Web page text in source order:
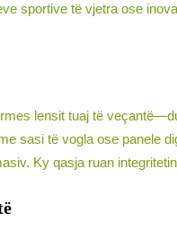
sportive të vjetra ose
lensit tuaj të
sasi të vogla ose panele
Ky qasja ruan